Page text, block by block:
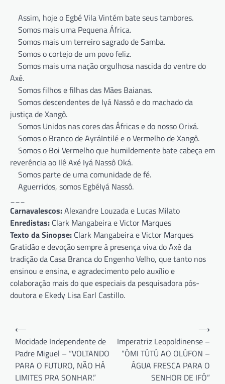
Assim, hoje o Egbé Vila Vintém bate seus tambores.
Somos mais uma Pequena África.
Somos mais um terreiro sagrado de Samba.
Somos o cortejo de um povo feliz.
Somos mais uma nação orgulhosa nascida do ventre do
Axé.
Somos filhos e filhas das Mães Baianas.
Somos descendentes de Iyá Nassô e do machado da
justiça de Xangô.
Somos Unidos nas cores das Áfricas e do nosso Orixá.
Somos o Branco de AyráIntilé e o Vermelho de Xangô.
Somos o Boi Vermelho que humildemente bate cabeça em
reverência ao Ilê Axé Iyá Nassô Oká.
Somos parte de uma comunidade de fé.
Aguerridos, somos EgbéIyá Nassô.
Carnavalescos:Alexandre Louzada e Lucas Milato
Enredistas: Clark Mangabeira e Victor Marques
Texto da Sinopse: Clark Mangabeira e Victor Marques
Gratidão e devoção sempre à presença viva do Axé da
tradição da Casa Branca do Engenho Velho, que tanto nos
ensinou e ensina, e agradecimento pelo auxílio e
colaboração mais do que especiais da pesquisadora pós-
doutora e Ekedy Lisa Earl Castillo.
Navegação
de
Post
⟵
Mocidade Independente de
Padre Miguel – “VOLTANDO
PARA O FUTURO, NÃO HÁ
LIMITES PRA SONHAR.”
Imperatriz Leopoldinense –
“ÓMI TÚTÚ AO OLÚFON –
ÁGUA FRESCA PARA O
SENHOR DE IFÓ”
⟶